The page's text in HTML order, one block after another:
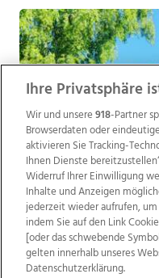
Ihre Privatsphäre
Wir und unsere918-Partner
Browserdaten oder
aktivieren Sie Tracking-
Ihnen Dienste
Widerruf Ihrer Einwilligung
Inhalte und Anzeigen
jederzeit wieder aufrufen,
indem Sie auf den Link
[oder das schwebende
gelten innerhalb unseres
Datenschutzerklärung.